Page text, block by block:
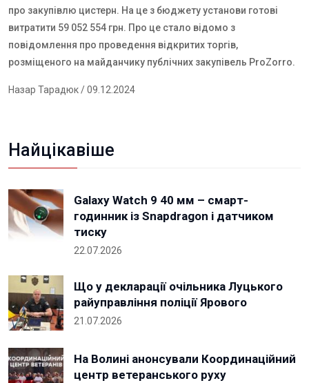
про закупівлю цистерн. На це з бюджету установи готові
витратити 59 052 554 грн. Про це стало відомо з
повідомлення про проведення відкритих торгів,
розміщеного на майданчику публічних закупівель ProZorro.
Назар Тарадюк/ 09.12.2024
Найцікавіше
Galaxy Watch 9 40 мм – смарт-
годинник із Snapdragon і датчиком
тиску
22.07.2026
Що у декларації очільника Луцького
райуправління поліції Ярового
21.07.2026
На Волині анонсували Координаційний
центр ветеранського руху